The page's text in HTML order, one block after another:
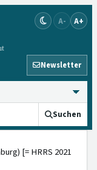
A- A+
Newsletter
Suchen
[= HRRS 2021